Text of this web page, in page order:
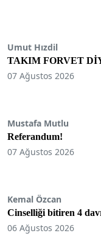
Umut Hızdil
TAKIM FORVET
07 Ağustos 2026
Mustafa Mutlu
Referandum!
07 Ağustos 2026
Kemal Özcan
Cinselliği bitiren 4
06 Ağustos 2026